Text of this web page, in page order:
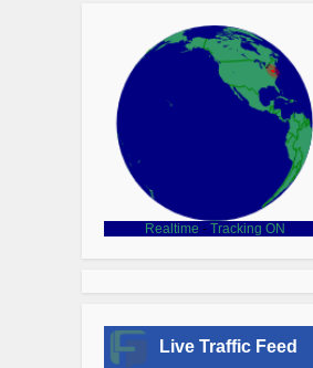
Realtime - Tracking ON
Live Traffic Feed